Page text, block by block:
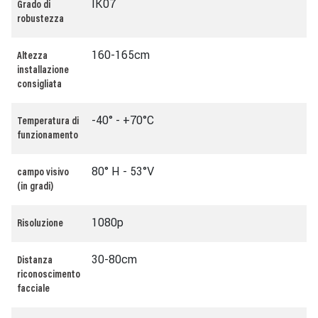
Grado di
robustezza
IK07
Altezza
installazione
consigliata
160-165cm
Temperatura di
funzionamento
-40° - +70°C
campo visivo
(in gradi)
80° H - 53°V
Risoluzione 1080p
Distanza
riconoscimento
facciale
30-80cm